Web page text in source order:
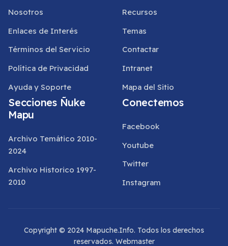
Nosotros
Enlaces de Interés
Términos del Servicio
Política de Privacidad
Ayuda y Soporte
Recursos
Temas
Contactar
Intranet
Mapa del Sitio
Secciones Ñuke
Mapu
Archivo Temático 2010-
2024
Archivo Historico 1997-
2010
Conectemos
Facebook
Youtube
Twitter
Instagram
Copyright © 2024 Mapuche.Info. Todos los derechos
reservados. Webmaster